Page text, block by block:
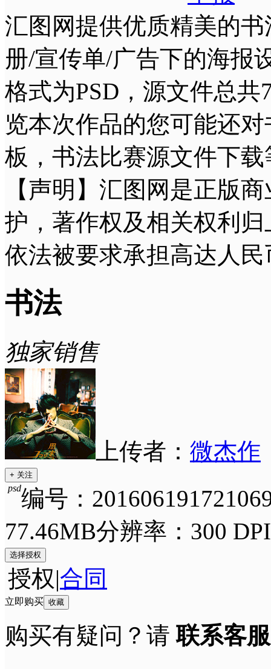
汇图网提供优质精美的
册/宣传单/广告下的海报
格式为PSD，源文件总共
览本次作品的您可能还
板，书法比赛源文件下
【声明】汇图网是正版
护，著作权及相关权利
依法被要求承担高达人
书法
独家销售
上传者： 微杰作
+ 关注
编号：
psd
77.46MB分辨率：300 DPI
选择授权
授权|合同
立即购买 收藏
购买有疑问？请联系客服